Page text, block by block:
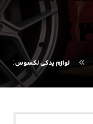
لوازم یدکی لکسوس RX